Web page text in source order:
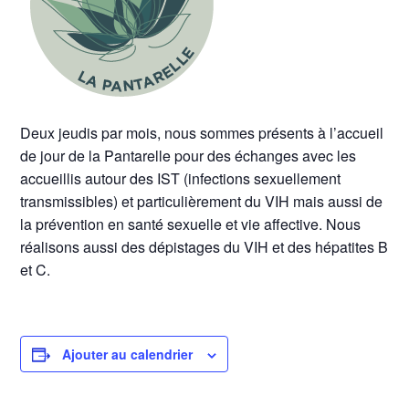
Deux jeudis par mois, nous sommes présents à l’accueil
de jour de la Pantarelle pour des échanges avec les
accueillis autour des IST (infections sexuellement
transmissibles) et particulièrement du VIH mais aussi de
la prévention en santé sexuelle et vie affective. Nous
réalisons aussi des dépistages du VIH et des hépatites B
et C.
Ajouter au calendrier